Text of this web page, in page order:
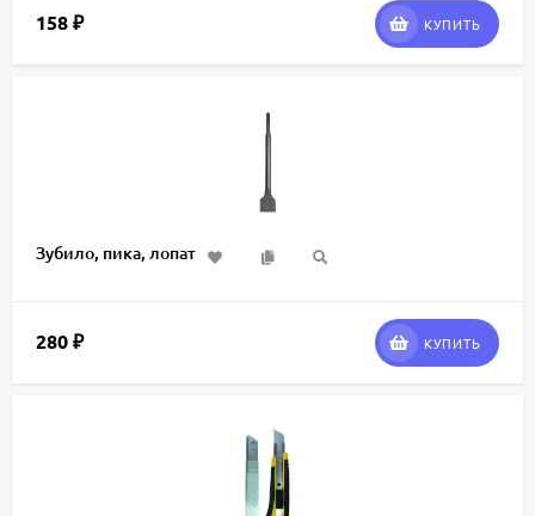
158 ₽ КУПИТЬ
Зубило, пика, лопатка
280 ₽ КУПИТЬ